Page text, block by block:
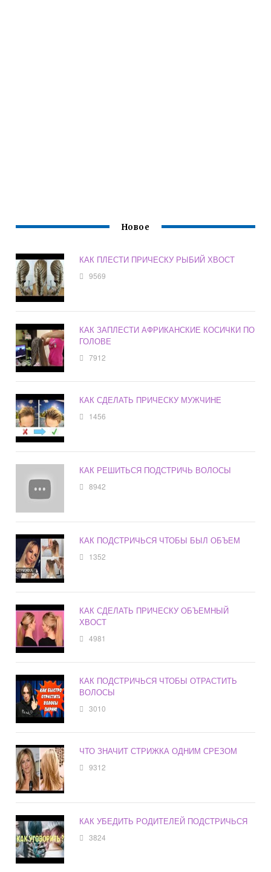
Новое
КАК ПЛЕСТИ ПРИЧЕСКУ РЫБИЙ ХВОСТ
9569
КАК ЗАПЛЕСТИ АФРИКАНСКИЕ КОСИЧКИ ПО
ГОЛОВЕ
7912
КАК СДЕЛАТЬ ПРИЧЕСКУ МУЖЧИНЕ
1456
КАК РЕШИТЬСЯ ПОДСТРИЧЬ ВОЛОСЫ
8942
КАК ПОДСТРИЧЬСЯ ЧТОБЫ БЫЛ ОБЪЕМ
1352
КАК СДЕЛАТЬ ПРИЧЕСКУ ОБЪЕМНЫЙ
ХВОСТ
4981
КАК ПОДСТРИЧЬСЯ ЧТОБЫ ОТРАСТИТЬ
ВОЛОСЫ
3010
ЧТО ЗНАЧИТ СТРИЖКА ОДНИМ СРЕЗОМ
9312
КАК УБЕДИТЬ РОДИТЕЛЕЙ ПОДСТРИЧЬСЯ
3824